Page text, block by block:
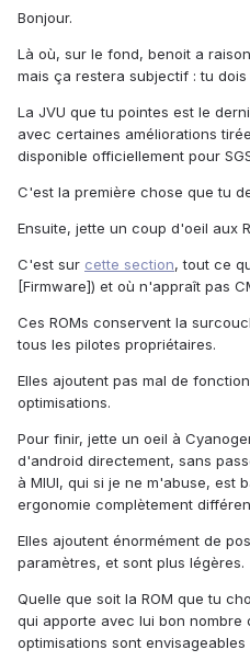
Bonjour.
Là où, sur le fond, benoit a
mais ça restera subjectif : tu dois
La JVU que tu pointes est le
avec certaines améliorations
disponible officiellement pour
C'est la première chose que tu
Ensuite, jette un coup d'oeil aux
C'est sur cette section, tout ce
[Firmware]) et où n'appraît pas
Ces ROMs conservent la
tous les pilotes propriétaires.
Elles ajoutent pas mal de
optimisations.
Pour finir, jette un oeil à
d'android directement, sans
à MIUI, qui si je ne m'abuse, est
ergonomie complètement
Elles ajoutent énormément de
paramètres, et sont plus légères.
Quelle que soit la ROM que tu
qui apporte avec lui bon nombre
optimisations sont envisageables